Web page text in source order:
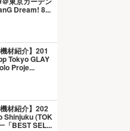
Dream! 8...
材紹介】201
Tokyo GLAY
Proje...
材紹介】202
Shinjuku (TOK
「BEST SEL...